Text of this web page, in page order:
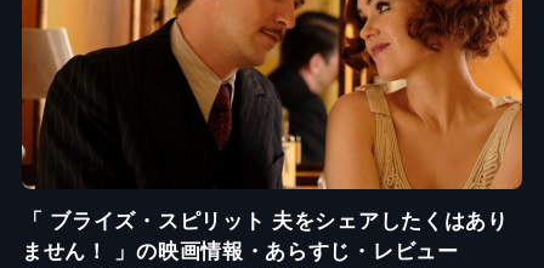
「 ブライズ・スピリット 夫をシェアしたくはあり
ません！ 」の映画情報・あらすじ・レビュー